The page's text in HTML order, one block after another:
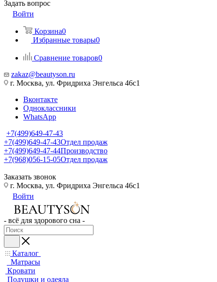
Задать вопрос
Войти
Корзина0
Избранные товары0
Сравнение товаров0
zakaz@beautyson.ru
г. Москва, ул. Фридриха Энгельса 46с1
Вконтакте
Одноклассники
WhatsApp
+7(499)649-47-43
+7(499)649-47-43Отдел продаж
+7(499)649-47-44Производство
+7(968)056-15-05Отдел продаж
Заказать звонок
г. Москва, ул. Фридриха Энгельса 46с1
Войти
- всё для здорового сна -
Каталог
Матрасы
Кровати
Подушки и одеяла